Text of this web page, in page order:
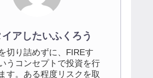
イアしたいふくろう
切り詰めずに、FIREす
うコンセプトで投資を行
す。ある程度リスクを取